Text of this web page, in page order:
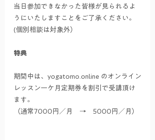
当日参加できなかった皆様が見られるよ
うにいたしますことをご了承ください。
(個別相談は対象外）
特典
期間中は、yogatomo.online のオンライン
レッスン一ケ月定期券を割引で受講頂け
ます。
（通常7000円／月　→　5000円／月）